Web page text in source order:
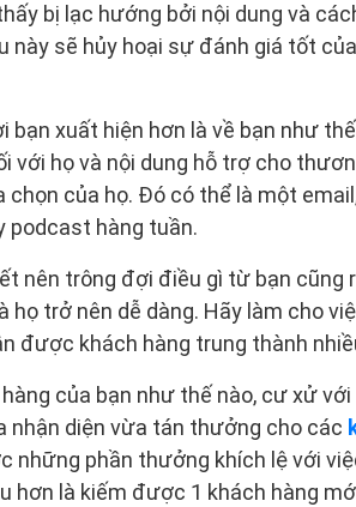
bị lạc hướng bởi nội dung và
này sẽ hủy hoại sự đánh giá tốt
bạn xuất hiện hơn là về bạn như
với họ và nội dung hỗ trợ cho
chọn của họ. Đó có thể là một
podcast hàng tuần.
nên trông đợi điều gì từ bạn cũng
trở nên dễ dàng. Hãy làm cho
được khách hàng trung thành
của bạn như thế nào, cư xử
nhận diện vừa tán thưởng cho các
những phần thưởng khích lệ với
hơn là kiếm được 1 khách hàng